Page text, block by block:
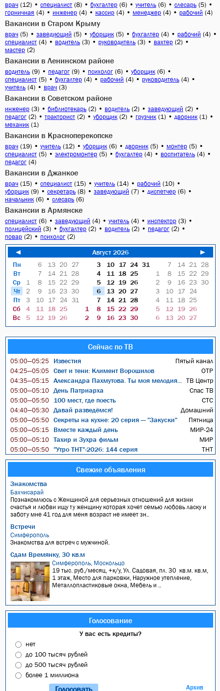
врач (12) • специалист (8) • бухгалтер (6) • учитель (6) • слесарь (5) •
горничная (4) • инженер (4) • кассир (4) • менеджер (4) • рабочий (4)
Вакансии в Старом Крыму
врач (5) • заведующий (5) • уборщик (5) • бухгалтер (4) • рабочий (4) •
специалист (4) • водитель (3) • руководитель (3) • вахтер (2) •
мастер (2)
Вакансии в Ленинском районе
водитель (9) • педагог (9) • психолог (6) • уборщик (6) •
специалист (5) • бухгалтер (4) • рабочий (4) • руководитель (4) •
учитель (4) • врач (3)
Вакансии в Советском районе
инженер (3) • библиотекарь (2) • водитель (2) • заведующий (2) •
педагог (2) • тракторист (2) • уборщик (2) • грузчик (1) • дворник (1) •
механик (1)
Вакансии в Красноперекопске
врач (19) • учитель (12) • уборщик (6) • дворник (5) • монтер (5) •
специалист (5) • электромонтер (5) • бухгалтер (4) • воспитатель (4) •
педагог (4)
Вакансии в Джанкое
врач (15) • специалист (15) • учитель (14) • рабочий (10) •
уборщик (9) • секретарь (8) • заведующий (7) • диспетчер (6) •
начальник (6) • слесарь (6)
Вакансии в Армянске
специалист (6) • заведующий (4) • учитель (4) • инспектор (3) •
полицейский (3) • бухгалтер (2) • водитель (2) • педагог (2) •
повар (2) • психолог (2)
◄
Август 2026
►
Пн
Вт
Ср
Чт
Пт
Сб
Вс
6 13 20
27
7
14 21
28
1
8 15 22 29
2
9 16 23 30
3
10 17 24 31
4
11 18 25
5
12 19 26
3 10 17 24 31
4
11 18 25
5
12 19 26
6
13 20 27
7
14 21
28
1
8 15 22 29
2
9 16 23 30
7 14 21
28
1
8 15 22 29
2
9 16 23 30
3
10 17
24
4
11 18 25
5
12 19 26
6
13 20 27
Сейчас по ТВ
05:00—05:25 Известия Пятый канал
04:25—05:05 Свет и тени: Климент Ворошилов ОТР
04:35—05:15 Александра Пахмутова. Ты моя мелодия... ТВ Центр
05:00—05:10 День Патриарха Спас ТВ
05:00—05:50 100 мест, где поесть СТС
04:40—05:30 Давай разведёмся! Домашний
05:00—05:50 Секреты на кухне: 20 серия — "Закуски" Пятница
05:00—05:15 Вместе каждый день МИР-24
05:00—05:10 Тахир и Зухра фильм МИР
05:00—05:50 "Утро ТНТ"-2026: 144 серия ТНТ
Свежие объявления
Знакомства
Бахчисарай
Познакомлюсь с Женщиной для серьезных отношений для жизни
счастья и любви ищу ту женщину которая хочет семью любовь ласку и
заботу мне 41 год для меня возраст не имеет зн..
Встречи
Симферополь
Знакомства для встреч с мужчиной.
Сдам Времянку, 30 кв.м
Симферополь, Москольцо
19 тыс. руб./месяц, +к/у, Ул. Садовая, пл. 30 кв.м. кв.м,
1 этаж, Место для парковки, Наружное утепление,
Металлопластиковые окна, Мебель и ..
Голосование
У вас есть кредиты?
нет
до 100 тысяч рублей
до 500 тысяч рублей
более 1 миллиона
Архив